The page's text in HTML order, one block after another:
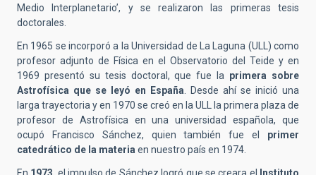
Medio Interplanetario’, y se realizaron las primeras tesis
doctorales.
En 1965 se incorporó a la Universidad de La Laguna (ULL) como
profesor adjunto de Física en el Observatorio del Teide y en
1969 presentó su tesis doctoral, que fue la primera sobre
Astrofísica que se leyó en España. Desde ahí se inició una
larga trayectoria y en 1970 se creó en la ULL la primera plaza de
profesor de Astrofísica en una universidad española, que
ocupó Francisco Sánchez, quien también fue el primer
catedrático de la materiaen nuestro país en 1974.